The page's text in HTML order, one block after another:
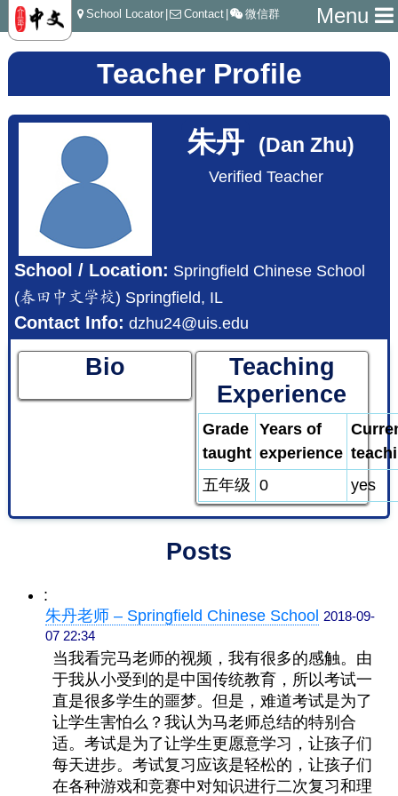
Menu
School Locator Contact 微信群
Teacher Profile
朱丹 (Dan Zhu)
Verified Teacher
School / Location: Springfield Chinese School
(春田中文学校) Springfield, IL
Contact Info: dzhu24@uis.edu
Bio
Teaching
Experience
Grade
taught
Years of
experience
五年级 0 yes
Posts
:
朱丹老师 – Springfield Chinese School 2018-09-
07 22:34
当我看完马老师的视频，我有很多的感触。由
于我从小受到的是中国传统教育，所以考试一
直是很多学生的噩梦。但是，难道考试是为了
让学生害怕么？我认为马老师总结的特别合
适。考试是为了让学生更愿意学习，让孩子们
每天进步。考试复习应该是轻松的，让孩子们
在各种游戏和竞赛中对知识进行二次复习和理